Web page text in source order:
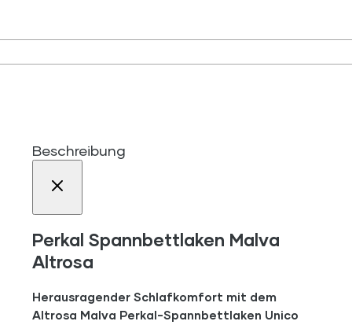
Beschreibung
Perkal Spannbettlaken Malva
Altrosa
Herausragender Schlafkomfort mit dem
Altrosa Malva Perkal-Spannbettlaken Unico